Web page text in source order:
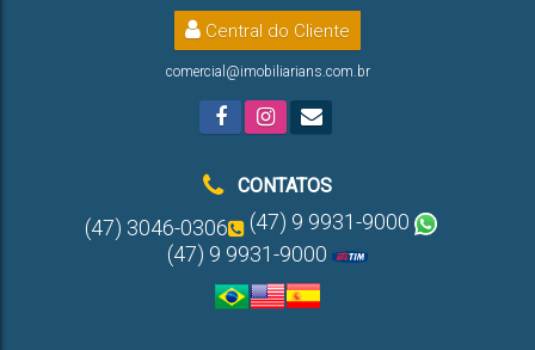
Central do Cliente
comercial@imobiliarians.com.br
CONTATOS
(47) 3046-0306
(47) 9 9931-9000
(47) 9 9931-9000